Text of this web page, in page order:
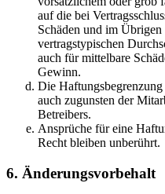
auf die bei
Schäden und im
vertragstypischen
auch für mittelbare
Gewinn.
Die
auch zugunsten der
Betreibers.
Ansprüche für eine
Recht bleiben unberührt.
6. Änderungsvorbehalt